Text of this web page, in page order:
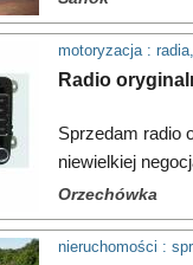
motoryzacja :
Radio
Sprzedam radio
niewielkiej
Orzechówka
nieruchomości :